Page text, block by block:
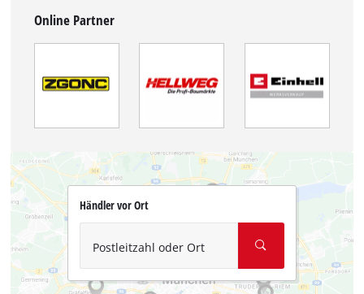
Online Partner
Händler vor Ort
Postleitzahl oder Ort